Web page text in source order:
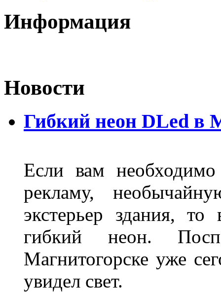
Информация
Новости
Гибкий неон DLed в
Если вам
рекламу,
экстерьер здания,
гибкий неон.
Магнитогорске уже
увидел свет.